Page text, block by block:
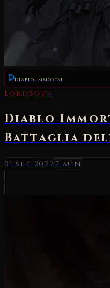
Diablo Immortal
LordSoth
Diablo
Battaglia
01 set 20227 min